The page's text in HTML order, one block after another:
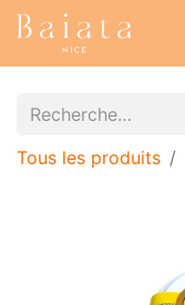
Tous les produits